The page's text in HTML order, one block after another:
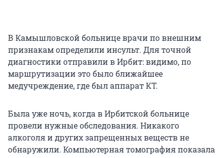
В Камышловской больнице врачи по внешним
признакам определили инсульт. Для точной
диагностики отправили в Ирбит: видимо, по
маршрутизации это было ближайшее
медучреждение, где был аппарат КТ.
Была уже ночь, когда в Ирбитской больнице
провели нужные обследования. Никакого
алкоголя и других запрещенных веществ не
обнаружили. Компьютерная томография показала